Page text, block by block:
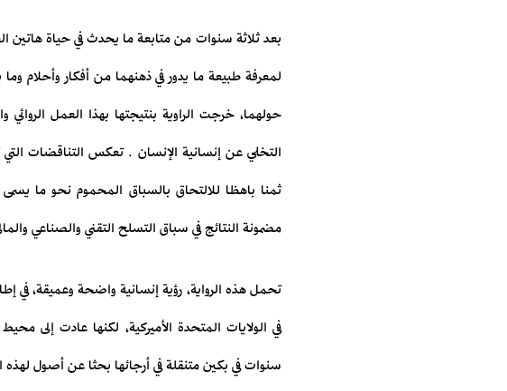
بعد ثلاثة سنوات من متابعة ما يحدث في حياة هاتين
لمعرفة طبيعة ما يدور في ذهنهما من أفكار وأحلام
حولهما، خرجت الراوية بنتيجتها بهذا العمل
التخلي عن إنسانية الإنسان . تعكس التناقضات التي
ثمنا باهظا للالتحاق بالسباق المحموم نحو ما
مضمونة النتائج في سباق التسلح التقني والصناعي
تحمل هذه الرواية، رؤية إنسانية واضحة وعميقة، في
في الولايات المتحدة الأميركية، لكنها عادت
سنوات في بكين متنقلة في أرجائها بحثا عن أصول لهذه